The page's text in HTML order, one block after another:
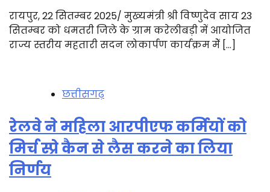
रायपुर, 22 सितम्बर 2025/ मुख्यमंत्री श्री विष्णुदेव साय 23
सितम्बर को धमतरी जिले के ग्राम करेलीबड़ी में आयोजित
राज्य स्तरीय महतारी सदन लोकार्पण कार्यक्रम मेें […]
छत्तीसगढ़
रेलवे ने महिला आरपीएफ कर्मियों को
मिर्च स्प्रे कैन से लैस करने का लिया
निर्णय